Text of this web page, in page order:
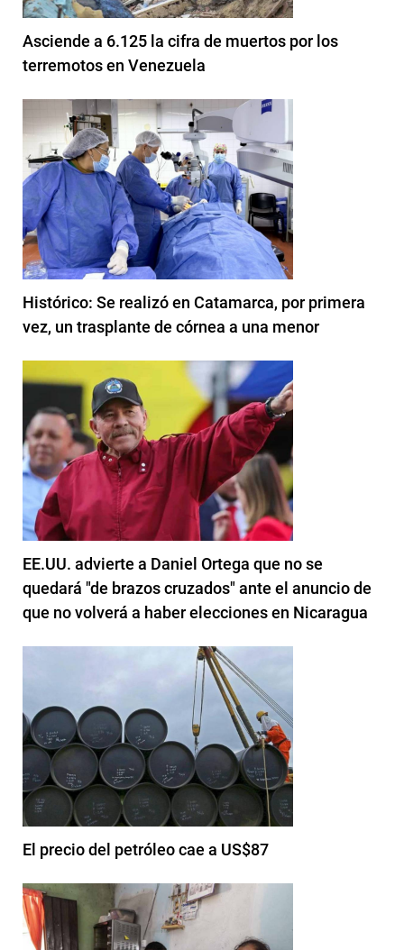
Asciende a 6.125 la cifra de muertos por los
terremotos en Venezuela
Histórico: Se realizó en Catamarca, por primera
vez, un trasplante de córnea a una menor
EE.UU. advierte a Daniel Ortega que no se
quedará "de brazos cruzados" ante el anuncio de
que no volverá a haber elecciones en Nicaragua
El precio del petróleo cae a US$87